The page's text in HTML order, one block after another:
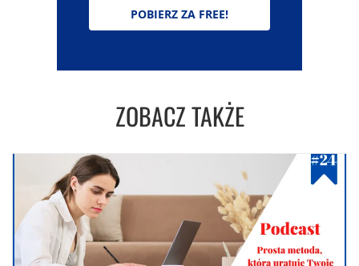
POBIERZ ZA FREE!
ZOBACZ TAKŻE